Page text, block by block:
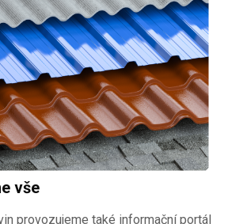
vše
provozujeme také informační portál